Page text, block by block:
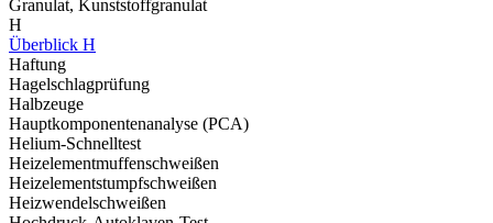
Granulat, Kunststoffgranulat
H
Überblick H
Haftung
Hagelschlagprüfung
Halbzeuge
Hauptkomponentenanalyse (PCA)
Helium-Schnelltest
Heizelementmuffenschweißen
Heizelementstumpfschweißen
Heizwendelschweißen